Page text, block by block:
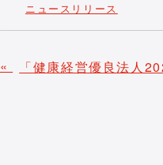
ニュースリリース
«